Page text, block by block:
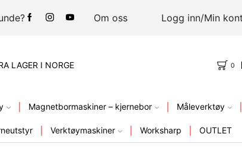
Om oss Logg inn/Min
LAGER I NORGE KVALITETSVERKTØY – FRA LAGER I0
Magnetbormaskiner – kjernebor Måleverktøy
Verktøymaskiner Worksharp OUTLET